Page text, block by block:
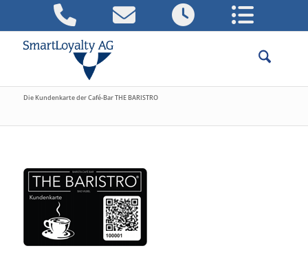
Die Kundenkarte der Café-Bar THE BARISTRO